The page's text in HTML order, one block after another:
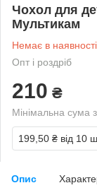
Чохол для
Мультикам
Немає в наявності
Опт і роздріб
210 ₴
Мінімальна сума
199,50 ₴ від 10
Опис